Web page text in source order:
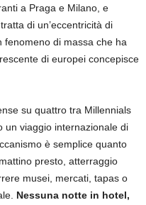
a Praga e Milano, e
di un’eccentricità di
fenomeno di massa che ha
di europei concepisce
su quattro tra Millennials
un viaggio internazionale di
è semplice quanto
presto, atterraggio
musei, mercati, tapas o
Nessuna notte in hotel,